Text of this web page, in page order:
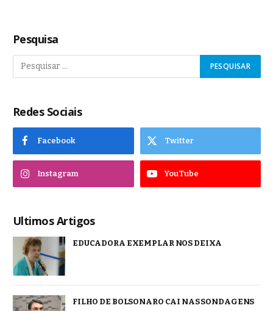
Pesquisa
Redes Sociais
Facebook Twitter
Instagram YouTube
Ultimos Artigos
EDUCADORA EXEMPLAR NOS DEIXA
FILHO DE BOLSONARO CAI NAS SONDAGENS